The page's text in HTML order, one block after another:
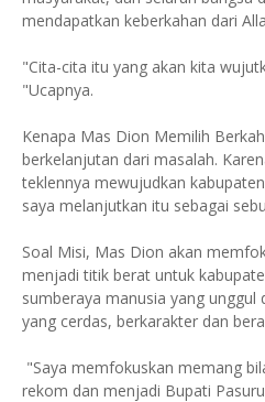
mendapatkan keberkahan dari
"Cita-cita itu yang akan kita
"Ucapnya.
Kenapa Mas Dion Memilih
berkelanjutan dari masalah.
teklennya mewujudkan
saya melanjutkan itu sebagai
Soal Misi, Mas Dion akan
menjadi titik berat untuk
sumberaya manusia yang unggul
yang cerdas, berkarakter dan
"Saya memfokuskan memang
rekom dan menjadi Bupati